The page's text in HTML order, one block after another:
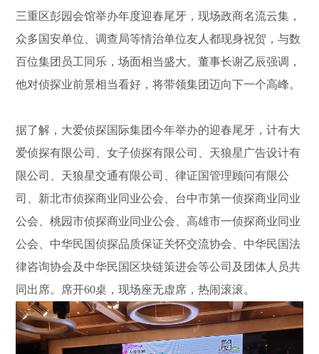
三重区彭园会馆举办年度迎春尾牙，现场政商名流云集，
众多国安单位、调查局等情治单位友人都现身祝贺，与数
百位集团员工同乐，场面相当盛大。董事长谢乙辰强调，
他对侦探业前景相当看好，将带领集团迈向下一个高峰。
据了解，大爱侦探国际集团今年举办的迎春尾牙，计有大
爱侦探有限公司、女子侦探有限公司、天狼星广告设计有
限公司、天狼星交通有限公司、律证国管理顾问有限公
司、新北市侦探商业同业公会、台中市第一侦探商业同业
公会、桃园市侦探商业同业公会、高雄市一侦探商业同业
公会、中华民国侦探品质保证关怀交流协会、中华民国法
律咨询协会及中华民国区块链策进会等公司及团体人员共
同出席。席开60桌，现场座无虚席，热闹滚滚。